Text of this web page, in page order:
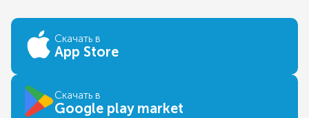
Скачать в
App Store
Скачать в
Google play market